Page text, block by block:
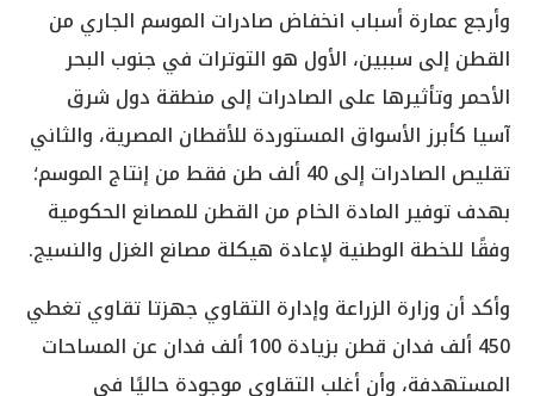
وأرجع عمارة أسباب انخفاض صادرات الموسم الجاري من
القطن إلى سببين، الأول هو التوترات في جنوب البحر
الأحمر وتأثيرها على الصادرات إلى منطقة دول شرق
آسيا كأبرز الأسواق المستوردة للأقطان المصرية، والثاني
تقليص الصادرات إلى 40 ألف طن فقط من إنتاج الموسم؛
بهدف توفير المادة الخام من القطن للمصانع الحكومية
وفقًا للخطة الوطنية لإعادة هيكلة مصانع الغزل والنسيج.
وأكد أن وزارة الزراعة وإدارة التقاوي جهزتا تقاوي تغطي
450 ألف فدان قطن بزيادة 100 ألف فدان عن المساحات
المستهدفة، وأن أغلب التقاوي موجودة حاليًا في